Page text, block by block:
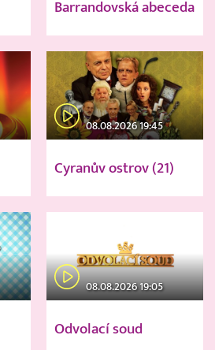
Barrandovská abeceda
08.08.2026 19:45
Cyranův ostrov (21)
08.08.2026 19:05
Odvolací soud